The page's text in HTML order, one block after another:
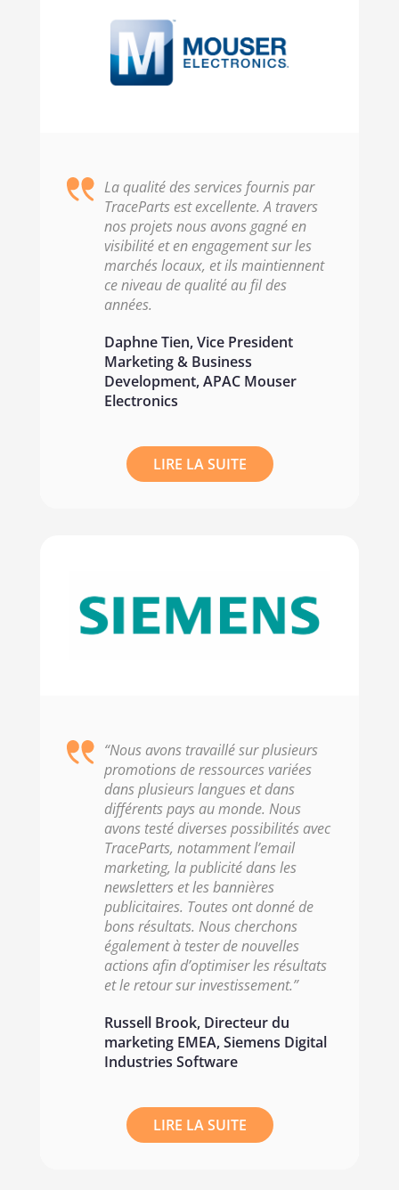
La qualité des services fournis par
TraceParts est excellente. A travers
nos projets nous avons gagné en
visibilité et en engagement sur les
marchés locaux, et ils maintiennent
ce niveau de qualité au fil des
années.
Daphne Tien, Vice President
Marketing & Business
Development, APAC Mouser
Electronics
LIRE LA SUITE
“Nous avons travaillé sur plusieurs
promotions de ressources variées
dans plusieurs langues et dans
différents pays au monde. Nous
avons testé diverses possibilités avec
TraceParts, notamment l’email
marketing, la publicité dans les
newsletters et les bannières
publicitaires. Toutes ont donné de
bons résultats. Nous cherchons
également à tester de nouvelles
actions afin d’optimiser les résultats
et le retour sur investissement.”
Russell Brook, Directeur du
marketing EMEA, Siemens Digital
Industries Software
LIRE LA SUITE